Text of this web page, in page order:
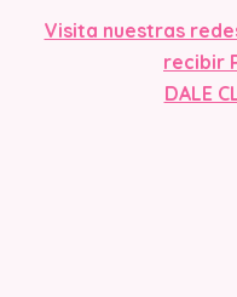
Visita nuestras
recibir
DALE